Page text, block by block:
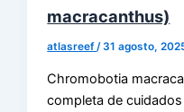
macracanthus)
atlasreef/31 agosto,
Chromobotia
completa de